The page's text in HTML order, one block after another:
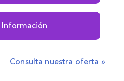
Consulta nuestra oferta »